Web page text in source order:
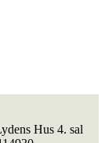
Hus 4. sal